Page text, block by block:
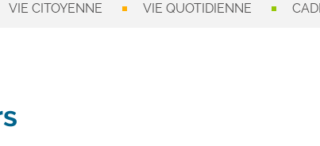
VIE CITOYENNE VIE QUOTIDIENNE